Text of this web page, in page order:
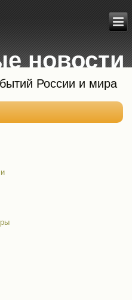
новости
России и мира